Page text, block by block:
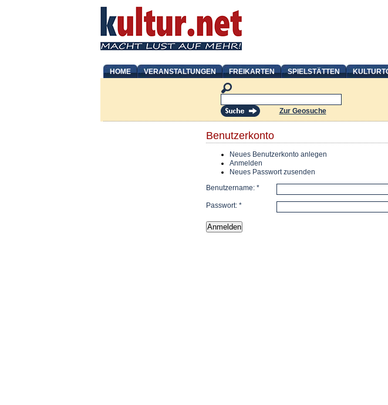
HOME VERANSTALTUNGEN FREIKARTEN SPIELSTÄTTEN
Zur Geosuche
Benutzerkonto
Neues Benutzerkonto anlegen
Anmelden
Neues Passwort zusenden
Benutzername: *
Passwort: *